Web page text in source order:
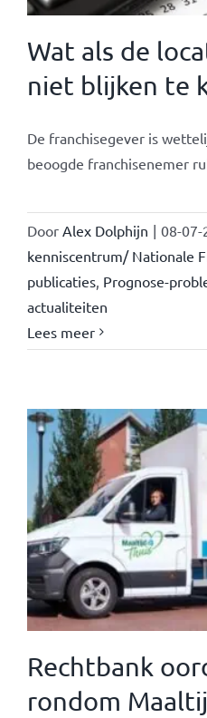
Wat als de
niet blijken te
De franchisegever is
beoogde franchisenemer
Door Alex Dolphijn | 08-07-
kenniscentrum/ Nationale
publicaties Prognose-
actualiteiten
Lees meer
Rechtbank
rondom